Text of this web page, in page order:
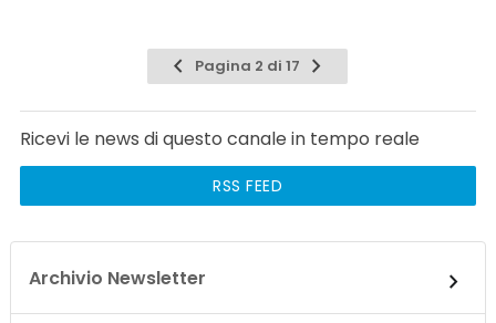
Pagina 2 di 17
Ricevi le news di questo canale in tempo reale
RSS FEED
Archivio Newsletter